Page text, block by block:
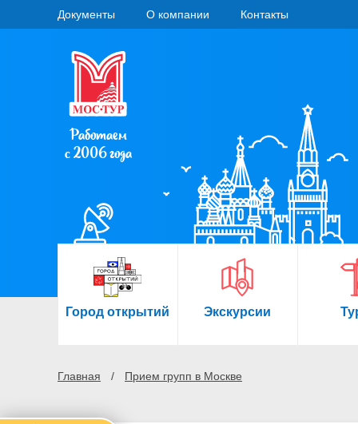
Документы О компании Контакты
Работаем
с 2006 года
Город открытий Экскурсии
Главная Прием групп в Москве